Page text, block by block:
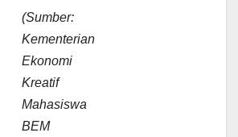
(Sumber:
Kementerian
Ekonomi
Kreatif
Mahasiswa
BEM